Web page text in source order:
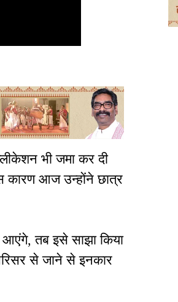
भी जमा कर दी
कारण आज उन्होंने छात्र
आएंगे, तब इसे साझा किया
से जाने से इनकार